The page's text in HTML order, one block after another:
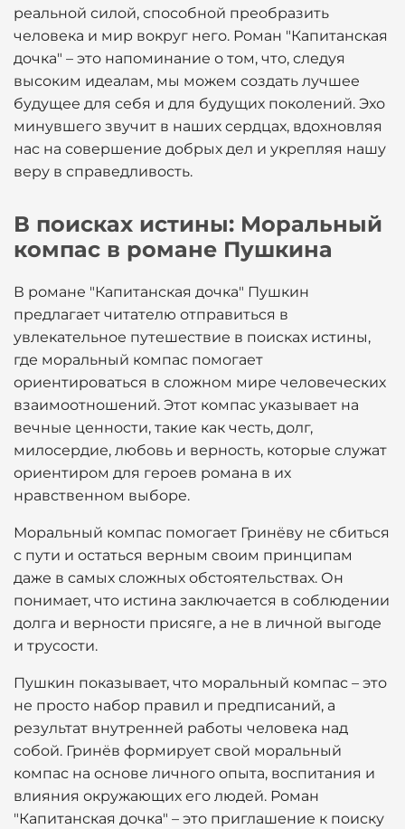
реальной силой, способной преобразить
человека и мир вокруг него. Роман "Капитанская
дочка" – это напоминание о том, что, следуя
высоким идеалам, мы можем создать лучшее
будущее для себя и для будущих поколений. Эхо
минувшего звучит в наших сердцах, вдохновляя
нас на совершение добрых дел и укрепляя нашу
веру в справедливость.
В поисках истины: Моральный
компас в романе Пушкина
В романе "Капитанская дочка" Пушкин
предлагает читателю отправиться в
увлекательное путешествие в поисках истины,
где моральный компас помогает
ориентироваться в сложном мире человеческих
взаимоотношений. Этот компас указывает на
вечные ценности, такие как честь, долг,
милосердие, любовь и верность, которые служат
ориентиром для героев романа в их
нравственном выборе.
Моральный компас помогает Гринёву не сбиться
с пути и остаться верным своим принципам
даже в самых сложных обстоятельствах. Он
понимает, что истина заключается в соблюдении
долга и верности присяге, а не в личной выгоде
и трусости.
Пушкин показывает, что моральный компас – это
не просто набор правил и предписаний, а
результат внутренней работы человека над
собой. Гринёв формирует свой моральный
компас на основе личного опыта, воспитания и
влияния окружающих его людей. Роман
"Капитанская дочка" – это приглашение к поиску